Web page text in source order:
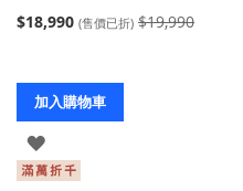
$18,990 (售價已折) $19,990
加入購物車
登
入